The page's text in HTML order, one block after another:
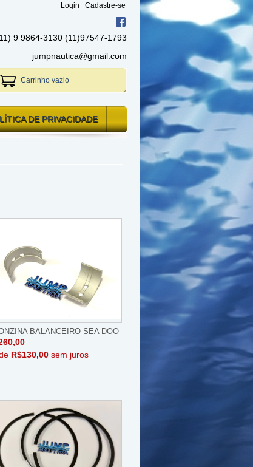
Login Cadastre-se
9 9864-3130 (11)97547-1793
jumpnautica@gmail.com
Carrinho vazio
DE PRIVACIDADE
BALANCEIRO SEA DOO
R$130,00 sem juros